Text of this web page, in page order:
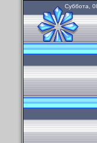
Суббота,